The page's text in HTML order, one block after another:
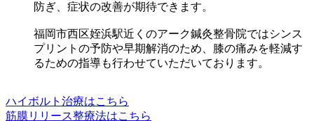
防ぎ、症状の改善が期待できます。
福岡市西区姪浜駅近くのアーク鍼灸整骨院ではシンス
プリントの予防や早期解消のため、膝の痛みを軽減す
るための指導も行わせていただいております。
ハイボルト治療はこちら
筋膜リリース整療法はこちら